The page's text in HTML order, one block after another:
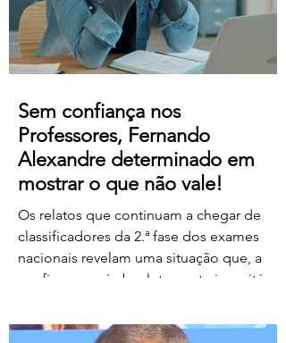
de falar de remu
Sem confiança nos
Professores, Fernando
Alexandre determinado em
mostrar o que não vale!
Os relatos que continuam a chegar de
classificadores da 2.ª fase dos exames
nacionais revelam uma situação que, a
confirmar-se, é absolutamente inaceitável.
assegurado, em condições